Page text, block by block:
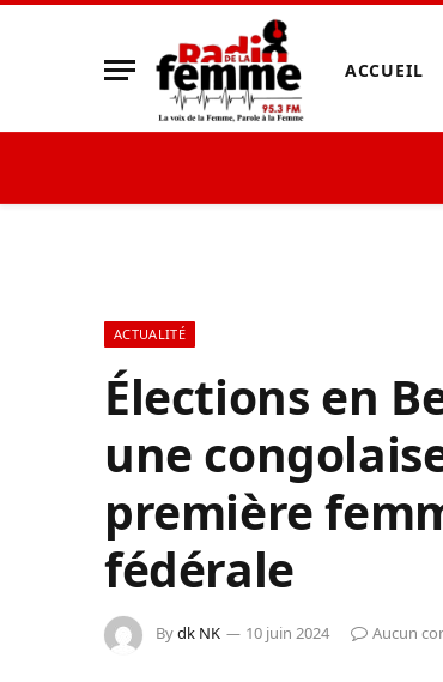
ACCUEIL
ACTUALITÉ
Élections en
une
première
fédérale
Bydk NK 10 juin 2024 Aucun